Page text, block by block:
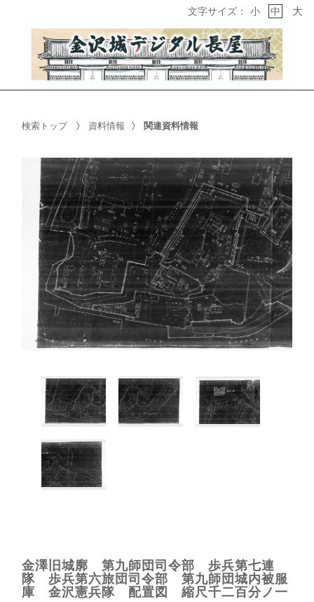
文字サイズ： 小 中 大
検索トップ 資料情報 関連資料情報
金澤旧城廓 第九師団司令部 歩兵第七連
隊 歩兵第六旅団司令部 第九師団城内被服
庫 金沢憲兵隊 配置図 縮尺千二百分ノ一